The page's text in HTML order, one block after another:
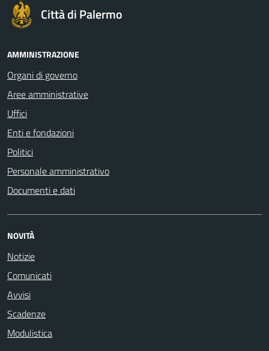
Città di Palermo
AMMINISTRAZIONE
Organi di governo
Aree amministrative
Uffici
Enti e fondazioni
Politici
Personale amministrativo
Documenti e dati
NOVITÀ
Notizie
Comunicati
Avvisi
Scadenze
Modulistica